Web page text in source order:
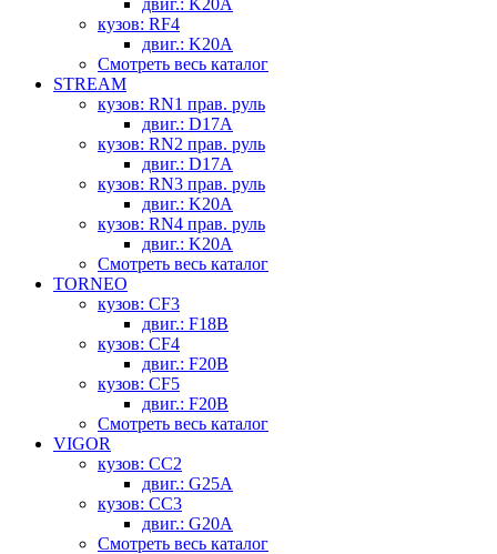
двиг.: K20A
кузов: RF4
двиг.: K20A
Смотреть весь каталог
STREAM
кузов: RN1 прав. руль
двиг.: D17A
кузов: RN2 прав. руль
двиг.: D17A
кузов: RN3 прав. руль
двиг.: K20A
кузов: RN4 прав. руль
двиг.: K20A
Смотреть весь каталог
TORNEO
кузов: CF3
двиг.: F18B
кузов: CF4
двиг.: F20B
кузов: CF5
двиг.: F20B
Смотреть весь каталог
VIGOR
кузов: CC2
двиг.: G25A
кузов: CC3
двиг.: G20A
Смотреть весь каталог